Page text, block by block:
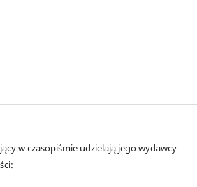
w czasopiśmie udzielają jego wydawcy